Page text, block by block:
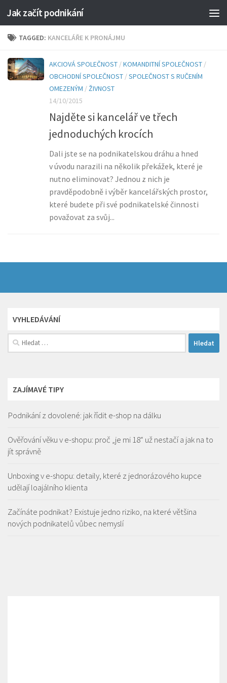
Jak začít podnikání
TAGGED: KANCELÁŘE K PRONÁJMU
AKCIOVÁ SPOLEČNOST /KOMANDITNÍ SPOLEČNOST /
OBCHODNÍ SPOLEČNOST /SPOLEČNOST S RUČENÍM
OMEZENÝM /ŽIVNOST
14/10/2015
Najděte si kancelář ve třech
jednoduchých krocích
Dali jste se na podnikatelskou dráhu a hned
v úvodu narazili na několik překážek, které je
nutno eliminovat? Jednou z nich je
pravděpodobně i výběr kancelářských prostor,
které budete při své podnikatelské činnosti
považovat za svůj...
VYHLEDÁVÁNÍ
Vyhledávání
ZAJÍMAVÉ TIPY
Podnikání z dovolené: jak řídit e-shop na dálku
Ověřování věku v e-shopu: proč „je mi 18“ už nestačí a jak na to
jít správně
Unboxing v e-shopu: detaily, které z jednorázového kupce
udělají loajálního klienta
Začínáte podnikat? Existuje jedno riziko, na které většina
nových podnikatelů vůbec nemyslí